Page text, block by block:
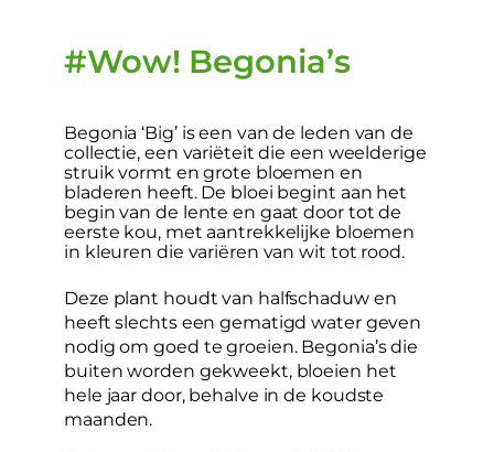
#Wow! Begonia’s
Begonia ‘Big’ is een van de leden van de
collectie, een variëteit die een weelderige
struik vormt en grote bloemen en
bladeren heeft. De bloei begint aan het
begin van de lente en gaat door tot de
eerste kou, met aantrekkelijke bloemen
in kleuren die variëren van wit tot rood.
Deze plant houdt van halfschaduw en
heeft slechts een gematigd water geven
nodig om goed te groeien. Begonia’s die
buiten worden gekweekt, bloeien het
hele jaar door, behalve in de koudste
maanden.